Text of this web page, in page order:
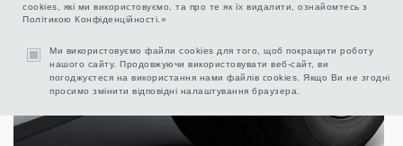
cookies, які ми використовуємо, та про те як їх видалити, ознайомтесь з
Політикою Конфіденційності.»
Ми використовуємо файли cookies для того, щоб покращити роботу
нашого сайту. Продовжуючи використовувати веб-сайт, ви
погоджуєтеся на використання нами файлів cookies. Якщо Ви не згодні
просимо змінити відповідні налаштування браузера.